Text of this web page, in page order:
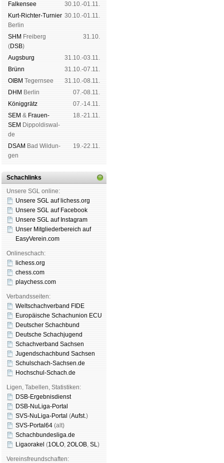
Fal­ken­see
30.10.-01.11.
Kurt-Rich­ter-Tur­nier
Ber­lin
30.10.-01.11.
SHM Frei­berg
(DSB)
31.10.
Augs­burg
31.10.-03.11.
Brünn
31.10.-07.11.
OIBM Tegern­see
31.10.-08.11.
DHM Ber­lin
07.-08.11.
König­grätz
07.-14.11.
SEM & Frauen-
SEM Dip­pol­dis­wal­
de
18.-21.11.
DSAM Bad Wil­dun­
gen
19.-22.11.
Schachlinks
Unsere SGL online:
Unsere SGL auf li­chess.org
Unsere SGL auf Face­book
Unsere SGL auf Insta­gram
Unser Mitgliederbereich auf
EasyVerein.com
Onlineschach:
lichess.org
chess.com
playchess.com
Verbandsseiten:
Weltschachverband FIDE
Europäische Schachunion ECU
Deutscher Schachbund
Deutsche Schachjugend
Schachverband Sachsen
Jugendschachbund Sachsen
Schulschach-Sachsen.de
Hochschul-Schach.de
Ligen, Tabellen, Statistiken:
DSB-Ergebnisdienst
DSB-NuLiga-Portal
SVS-NuLiga-Portal (Aufst.)
SVS-Portal64 (alt)
Schachbundesliga.de
Ligaorakel (1OLO, 2OLOB, SL)
Vereinsfreundschaften: